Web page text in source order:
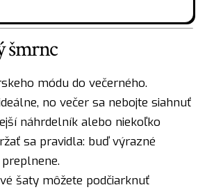
šmrnc
módu do večerného.
no večer sa nebojte siahnuť
náhrdelník alebo niekoľko
sa pravidla: buď výrazné
šaty môžete podčiarknuť